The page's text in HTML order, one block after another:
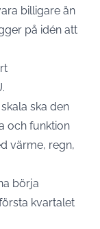
billigare än
på idén att
ska den
och funktion
värme, regn,
börja
kvartalet